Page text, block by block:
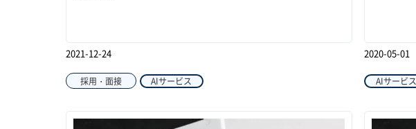
2021-12-24
採用・面接 AIサービス
2020-05-01
AIサービス